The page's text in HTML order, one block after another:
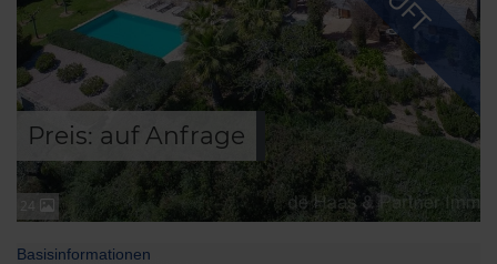
24
Basisinformationen
Preis: auf Anfrage